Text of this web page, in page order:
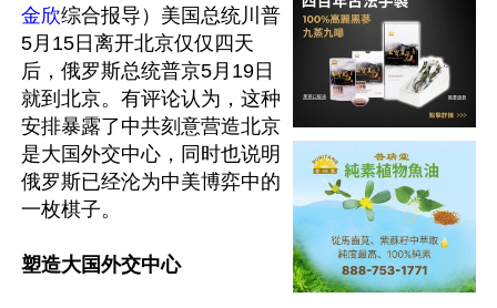
金欣综合报导）美国总统川普
5月15日离开北京仅仅四天
后，俄罗斯总统普京5月19日
就到北京。有评论认为，这种
安排暴露了中共刻意营造北京
是大国外交中心，同时也说明
俄罗斯已经沦为中美博弈中的
一枚棋子。
塑造大国外交中心